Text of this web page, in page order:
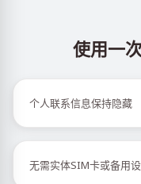
使用一
个人联系信息保持隐藏
无需实体SIM卡或备用